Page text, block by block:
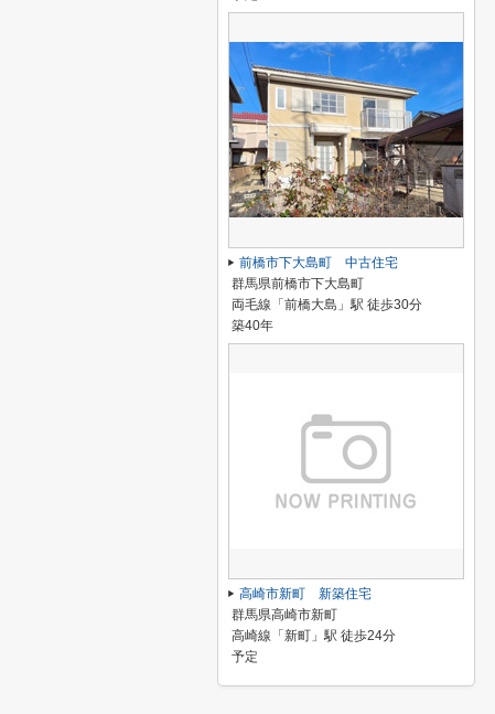
前橋市下大島町 中古住宅
群馬県前橋市下大島町
両毛線「前橋大島」駅 徒歩30分
築40年
高崎市新町 新築住宅
群馬県高崎市新町
高崎線「新町」駅 徒歩24分
予定